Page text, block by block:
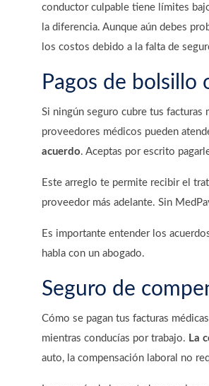
conductor culpable tiene límites
la diferencia. Aunque aún debes
los costos debido a la falta de
Pagos de bolsillo
Si ningún seguro cubre tus facturas
proveedores médicos pueden
acuerdo. Aceptas por escrito
Este arreglo te permite recibir el
proveedor más adelante. Sin
Es importante entender los
habla con un abogado.
Seguro de
Cómo se pagan tus facturas
mientras conducías por trabajo. La
auto, la compensación laboral no